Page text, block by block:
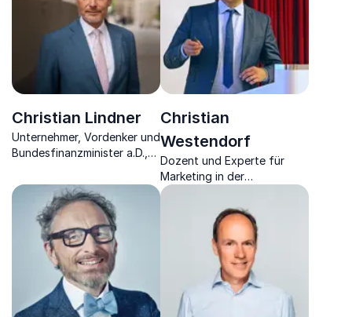
Christian Lindner
Unternehmer, Vordenker und
Bundesfinanzminister a.D.,
Politik und Leadership
Christian
Westendorf
Dozent und Experte für
Marketing in der
Gesundheitsbranche,
Spezialist für Fachkräfte &
Patientengewinnung sowie
Unternehmer.